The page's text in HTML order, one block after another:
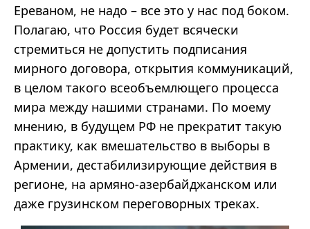
Ереваном, не надо – все это у нас под боком.
Полагаю, что Россия будет всячески
стремиться не допустить подписания
мирного договора, открытия коммуникаций,
в целом такого всеобъемлющего процесса
мира между нашими странами. По моему
мнению, в будущем РФ не прекратит такую
практику, как вмешательство в выборы в
Армении, дестабилизирующие действия в
регионе, на армяно-азербайджанском или
даже грузинском переговорных треках.